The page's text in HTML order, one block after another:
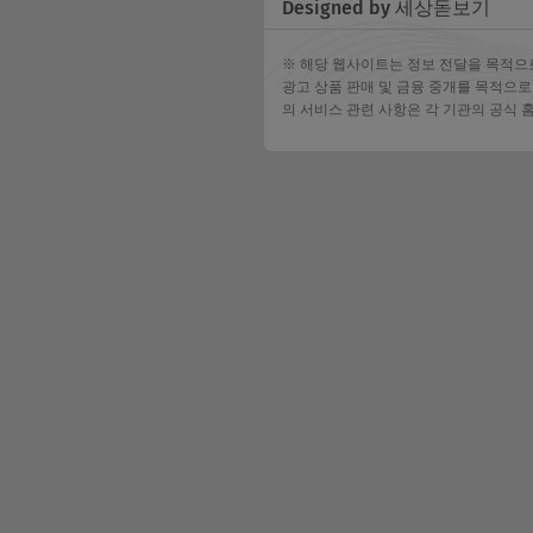
Designed by 세상돋보기
※ 해당 웹사이트는 정보 전달을 목적으
광고 상품 판매 및 금융 중개를 목적으
의 서비스 관련 사항은 각 기관의 공식